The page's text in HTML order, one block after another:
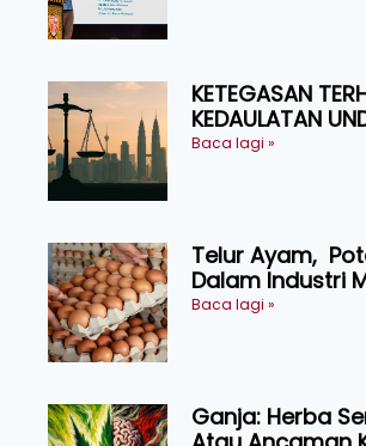
KETEGASAN
KEDAULATAN
UNDANG ASAS
Baca lagi »
Telur Ayam,
Dalam Industri
Kosmetik dan
Baca lagi »
Ganja: Herba